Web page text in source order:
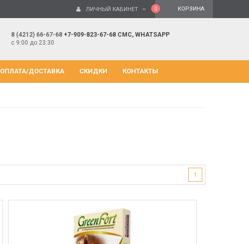
КОРЗИНА
0
ЛИЧНЫЙ КАБИНЕТ
8 (4212) 66-67-68 +7-909-823-67-68 СМС, WHATSAPP
с 9:00 до 23:30
ОПЛАТА/ДОСТАВКА СКИДКИ КОНТАКТЫ
1